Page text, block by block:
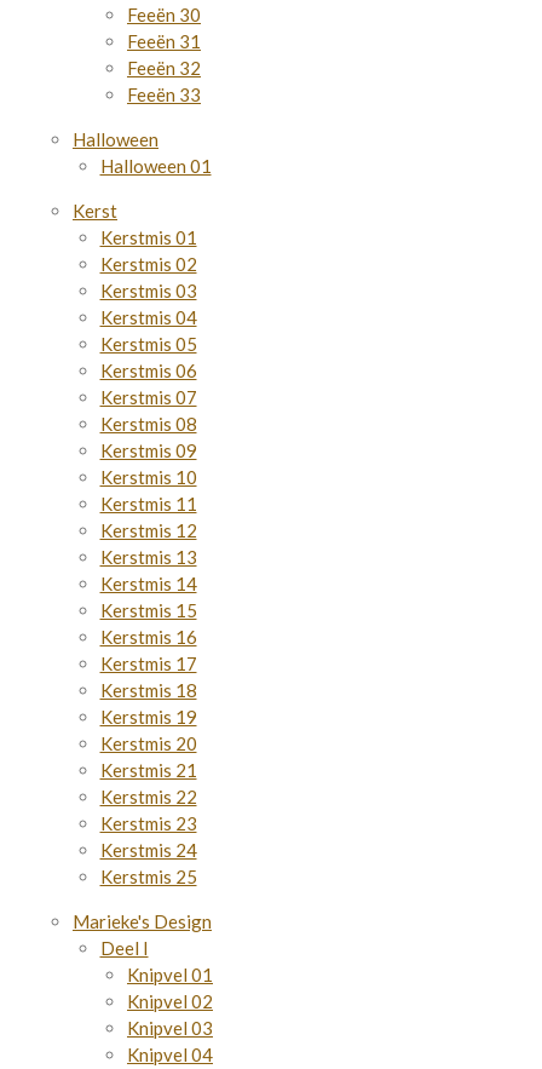
Feeën 30
Feeën 31
Feeën 32
Feeën 33
Halloween
Halloween 01
Kerst
Kerstmis 01
Kerstmis 02
Kerstmis 03
Kerstmis 04
Kerstmis 05
Kerstmis 06
Kerstmis 07
Kerstmis 08
Kerstmis 09
Kerstmis 10
Kerstmis 11
Kerstmis 12
Kerstmis 13
Kerstmis 14
Kerstmis 15
Kerstmis 16
Kerstmis 17
Kerstmis 18
Kerstmis 19
Kerstmis 20
Kerstmis 21
Kerstmis 22
Kerstmis 23
Kerstmis 24
Kerstmis 25
Marieke's Design
Deel I
Knipvel 01
Knipvel 02
Knipvel 03
Knipvel 04